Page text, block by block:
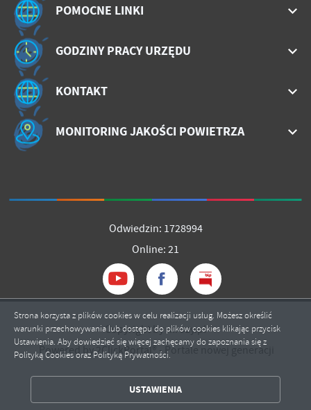
POMOCNE LINKI
GODZINY PRACY URZĘDU
KONTAKT
MONITORING JAKOŚCI POWIETRZA
Odwiedzin: 1728994
Online: 21
Copyright by mrozy.pl
Powered by2ClickPortal®- Portale nowej generacji
Strona korzysta z plików cookies w celu realizacji usług. Możesz określić
warunki przechowywania lub dostępu do plików cookies klikając przycisk
Ustawienia. Aby dowiedzieć się więcej zachęcamy do zapoznania się z
Polityką Cookies oraz Polityką Prywatności.
USTAWIENIA
ZAPISZ WYBRANE